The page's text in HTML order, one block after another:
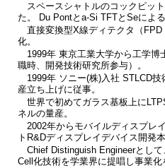
スペースシャトルのコックピッ
た。 Du Pontとa-Si TFTとSeによる
直接変換型X線ディテクタ（FPD
化。
1999年 東京工業大学から工学博
職時、開発技術研究所参与）。
1999年 ソニー(株)入社 STLCD技
産立ち上げに従事。
世界で初めてガラス基板上に
ネルの量産。
2002年からモバイルディスプレ
トR&Dディスプレイデバイス開発
Chief Distinguish Engineerとし
Cell化技術を学業界に提唱し事業化